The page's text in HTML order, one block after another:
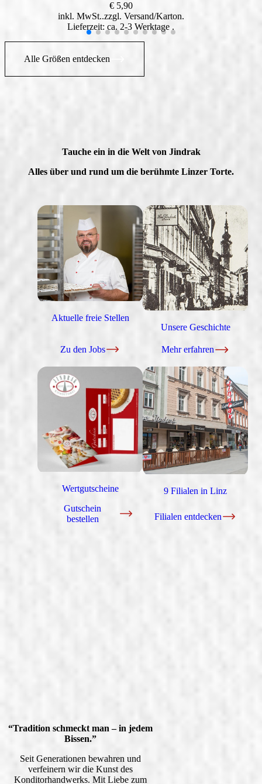
€5,90
inkl. MwSt. zzgl. Versand
Lieferzeit: ca. 2-3 Werktage
Alle Größen entdecken
Tauche ein in die Welt von Jindrak
Alles über und rund um die berühmte Linzer Torte.
Aktuelle freie Stellen
Zu den Jobs
Unsere Geschichte
Mehr erfahren
Wertgutscheine
Gutschein
bestellen
9 Filialen in Linz
Filialen entdecken
“Tradition schmeckt man – in jedem
Bissen.”
Seit Generationen bewahren und
verfeinern wir die Kunst des
Konditorhandwerks. Mit Liebe zum